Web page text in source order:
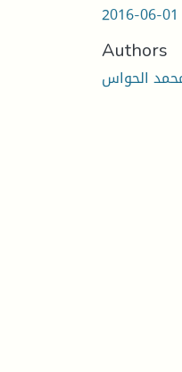
2016-06-01
Authors
الحواس